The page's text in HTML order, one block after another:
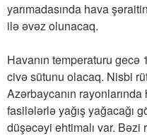
yarımadasında hava
ilə əvəz olunacaq.
Havanın temperaturu
civə sütunu olacaq. Nisbi
Azərbaycanın
fasilələrlə yağış yağacağı
düşəcəyi ehtimalı var.